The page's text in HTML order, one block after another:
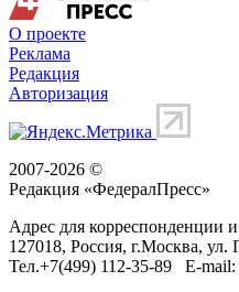
О проекте
Реклама
Редакция
Авторизация
2007-2026 ©
Редакция «ФедералПресс»
Адрес для корреспонденции
127018, Россия, г.Москва, ул.
Тел.+7(499) 112-35-89 E-mail: